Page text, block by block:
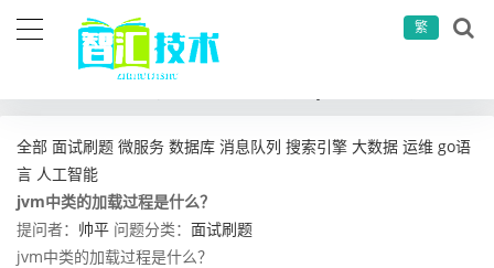
繁
全部 面试刷题 微服务 数据库 消息队列 搜索引擎 大数据 运维 go语
言 人工智能
jvm中类的加载过程是什么？
提问者： 帅平 问题分类： 面试刷题
jvm中类的加载过程是什么？